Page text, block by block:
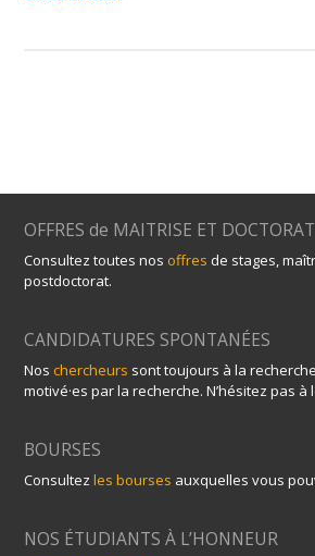
OFFRES de MAITRISE ET DOCTORAT
Consultez toutes nos offres de stages,
postdoctorat.
CANDIDATURES SPONTANÉES
Noschercheurs sont toujours à la
motivé·es par la recherche. N’hésitez pas à
BOURSES
Consultezles bourses auxquelles vous
NOS ÉTUDIANTS À L’HONNEUR